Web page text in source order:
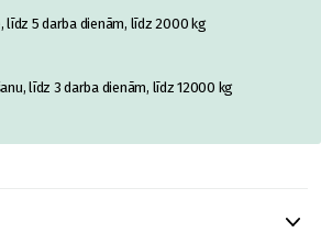
līdz 5 darba dienām, līdz 2000 kg
līdz 3 darba dienām, līdz 12000 kg